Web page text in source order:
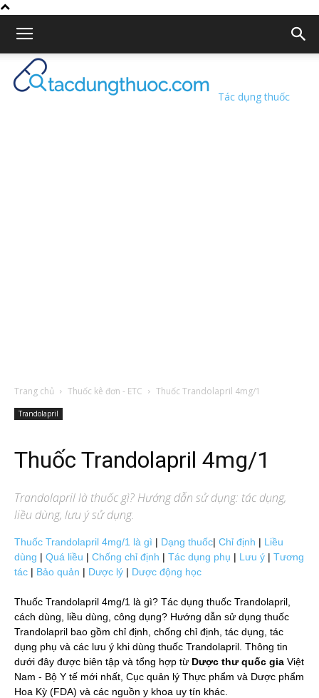
Tác dụng thuốc
Trang chủ Thuốc kê đơn - ETC Thuốc Trandolapril 4mg/1
Trandolapril
Thuốc Trandolapril 4mg/1
Trandolaprillà thuốc gì? Hướng dẫn sử dụng: tác dụng,
liều dùng, lưu ý sử dụng.
Thuốc Trandolapril 4mg/1 là gì | Dạng thuốc| Chỉ định | Liều
dùng | Quá liều | Chống chỉ định | Tác dụng phụ | Lưu ý | Tương
tác | Bảo quản | Dược lý | Dược động học
Thuốc Trandolapril 4mg/1 là gì? Tác dụng thuốc Trandolapril,
cách dùng, liều dùng, công dụng? Hướng dẫn sử dụng thuốc
Trandolapril bao gồm chỉ định, chống chỉ định, tác dụng, tác
dụng phụ và các lưu ý khi dùng thuốc Trandolapril. Thông tin
dưới đây được biên tập và tổng hợp từ Dược thư quốc gia Việt
Nam - Bộ Y tế mới nhất, Cục quản lý Thực phẩm và Dược phẩm
Hoa Kỳ (FDA) và các nguồn y khoa uy tín khác.